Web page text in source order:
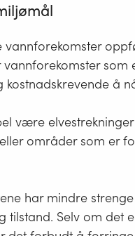
vannforekomster
kostnadskrevende å
være
områder som er
har mindre
tilstand. Selv om det